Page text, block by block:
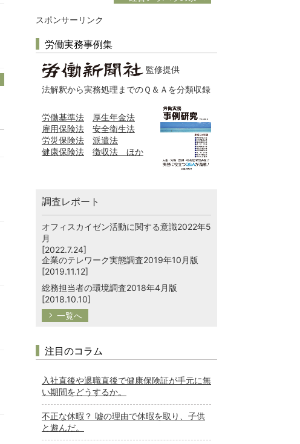
スポンサーリンク
労働実務事例集
監修提供
法解釈から実務処理までのＱ＆Ａを分類収録
労働基準法
厚生年金法
雇用保険法
安全衛生法
労災保険法
派遣法
健康保険法
徴収法 ほか
調査レポート
オフィスカイゼン活動に関する意識2022年5
月
[2022.7.24]
企業のテレワーク実態調査2019年10月版
[2019.11.12]
総務担当者の環境調査2018年4月版
[2018.10.10]
一覧へ
注目のコラム
入社直後や退職直後で健康保険証が手元に無
い期間をどうするか。
不正な休暇？ 嘘の理由で休暇を取り、子供
と遊んだ。